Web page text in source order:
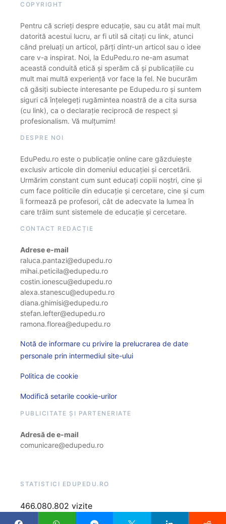
COPYRIGHT
Pentru că scrieți despre educație, sau cu atât mai mult
datorită acestui lucru, ar fi util să citați cu link, atunci
când preluați un articol, părți dintr-un articol sau o idee
care v-a inspirat. Noi, la EduPedu.ro ne-am asumat
această conduită etică și sperăm că și publicațiile cu
mult mai multă experiență vor face la fel. Ne bucurăm
că găsiți subiecte interesante pe Edupedu.ro și suntem
siguri că înțelegeți rugămintea noastră de a cita sursa
(cu link), ca o declarație reciprocă de respect și
profesionalism. Vă mulțumim!
DESPRE NOI
EduPedu.ro este o publicație online care găzduiește
exclusiv articole din domeniul educației și cercetării.
Urmărim constant cum sunt educați copiii noștri, cine și
cum face politicile din educație și cercetare, cine și cum
îi formează pe profesori, cât de adecvate la lumea în
care trăim sunt sistemele de educație și cercetare.
CONTACT REDACȚIE
Adrese e-mail
raluca.pantazi@edupedu.ro
mihai.peticila@edupedu.ro
costin.ionescu@edupedu.ro
alexa.stanescu@edupedu.ro
diana.ghimisi@edupedu.ro
stefan.lefter@edupedu.ro
ramona.florea@edupedu.ro
Notă de informare cu privire la prelucrarea de date
personale prin intermediul site-ului
Politica de cookie
Modifică setarile cookie-urilor
PUBLICITATE ȘI PARTENERIATE
Adresă de e-mail
comunicare@edupedu.ro
STATISTICI EDUPEDU.RO
466.080.802 vizite